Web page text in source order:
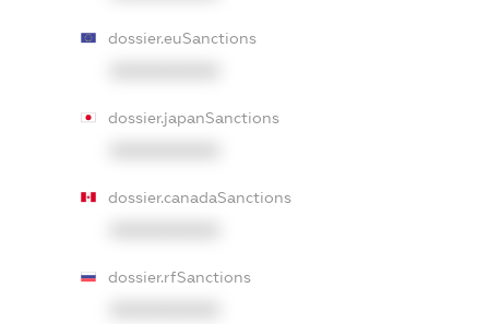
dossier.euSanctions
dossier.japanSanctions
dossier.canadaSanctions
dossier.rfSanctions